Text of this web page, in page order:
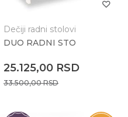
Dečiji radni stolovi
DUO RADNI STO
25.125,00 RSD
33.500,00RSD